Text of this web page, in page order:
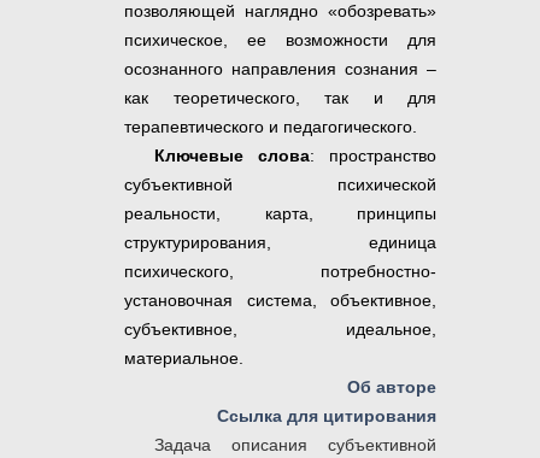
позволяющей наглядно «обозревать»
психическое, ее возможности для
осознанного направления сознания –
как теоретического, так и для
терапевтического и педагогического.
Ключевые слова: пространство
субъективной психической
реальности, карта, принципы
структурирования, единица
психического, потребностно-
установочная система, объективное,
субъективное, идеальное,
материальное.
Об авторе
Ссылка для цитирования
Задача описания субъективной